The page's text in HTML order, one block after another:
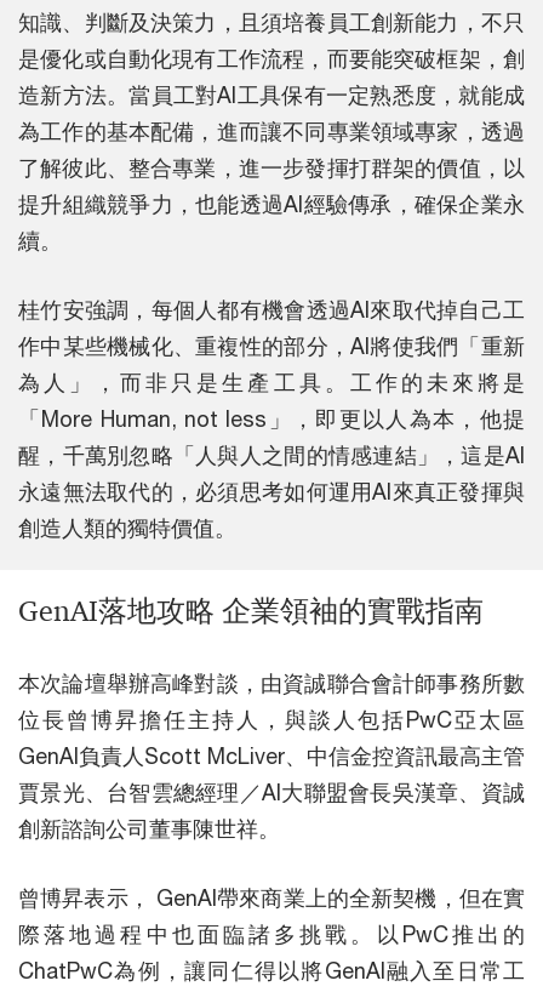
知識、判斷及決策力，且須培養員工創新能力，不只
是優化或自動化現有工作流程，而要能突破框架，創
造新方法。當員工對AI工具保有一定熟悉度，就能成
為工作的基本配備，進而讓不同專業領域專家，透過
了解彼此、整合專業，進一步發揮打群架的價值，以
提升組織競爭力，也能透過AI經驗傳承，確保企業永
續。
桂竹安強調，每個人都有機會透過AI來取代掉自己工
作中某些機械化、重複性的部分，AI將使我們「重新
為人」，而非只是生產工具。工作的未來將是
「More Human, not less」，即更以人為本，他提
醒，千萬別忽略「人與人之間的情感連結」，這是AI
永遠無法取代的，必須思考如何運用AI來真正發揮與
創造人類的獨特價值。
GenAI落地攻略 企業領袖的實戰指南
本次論壇舉辦高峰對談，由資誠聯合會計師事務所數
位長曾博昇擔任主持人，與談人包括PwC亞太區
GenAI負責人Scott McLiver、中信金控資訊最高主管
賈景光、台智雲總經理／AI大聯盟會長吳漢章、資誠
創新諮詢公司董事陳世祥。
曾博昇表示， GenAI帶來商業上的全新契機，但在實
際落地過程中也面臨諸多挑戰。以PwC推出的
ChatPwC為例，讓同仁得以將GenAI融入至日常工